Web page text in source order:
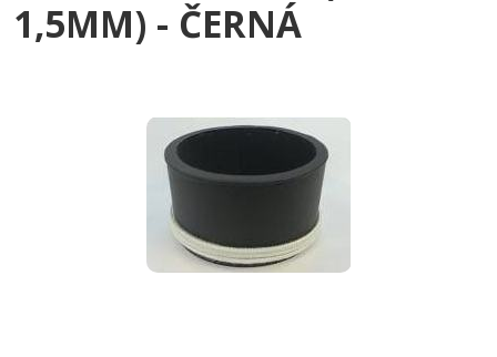
1,5MM) - ČERNÁ